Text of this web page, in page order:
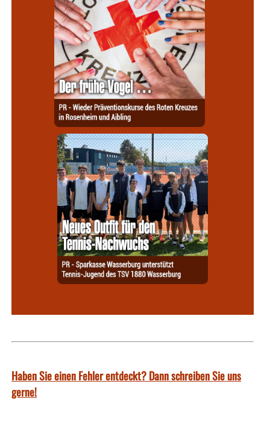
Haben Sie einen Fehler entdeckt? Dann schreiben Sie uns
gerne!